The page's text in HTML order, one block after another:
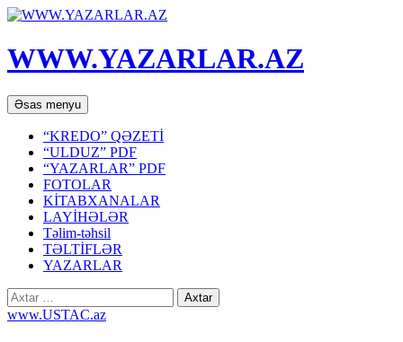
WWW.YAZARLAR.AZ
Axtar
Əsas menyu Mühtəviyyata
keç
“KREDO” QƏZETİ
“ULDUZ” PDF
“YAZARLAR” PDF
FOTOLAR
KİTABXANALAR
LAYİHƏLƏR
Təlim-təhsil
TƏLTİFLƏR
YAZARLAR
Axtarış:
www.USTAC.az